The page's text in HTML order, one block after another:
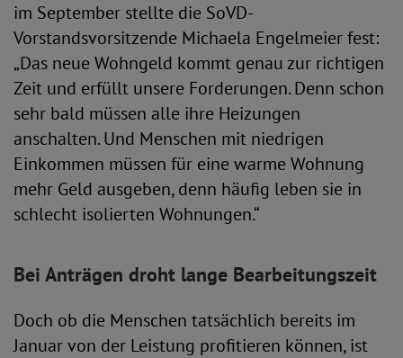
im September stellte die SoVD-
Vorstandsvorsitzende Michaela Engelmeier fest:
„Das neue Wohngeld kommt genau zur richtigen
Zeit und erfüllt unsere Forderungen. Denn schon
sehr bald müssen alle ihre Heizungen
anschalten. Und Menschen mit niedrigen
Einkommen müssen für eine warme Wohnung
mehr Geld ausgeben, denn häufig leben sie in
schlecht isolierten Wohnungen.“
Bei Anträgen droht lange Bearbeitungszeit
Doch ob die Menschen tatsächlich bereits im
Januar von der Leistung profitieren können, ist